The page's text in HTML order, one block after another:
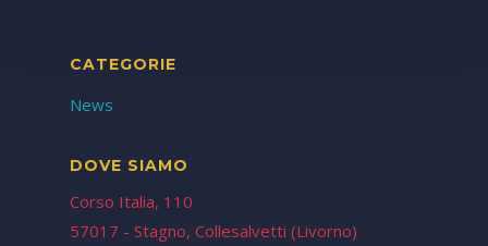
CATEGORIE
News
DOVE SIAMO
Corso Italia, 110
57017 - Stagno, Collesalvetti (Livorno)